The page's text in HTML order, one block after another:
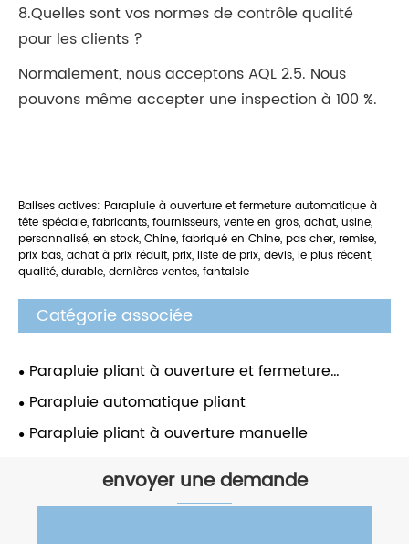
8.Quelles sont vos normes de contrôle qualité
pour les clients ?
Normalement, nous acceptons AQL 2.5. Nous
pouvons même accepter une inspection à 100 %.
Balises actives: Parapluie à ouverture et fermeture automatique à
tête spéciale, fabricants, fournisseurs, vente en gros, achat, usine,
personnalisé, en stock, Chine, fabriqué en Chine, pas cher, remise,
prix bas, achat à prix réduit, prix, liste de prix, devis, le plus récent,
qualité, durable, dernières ventes, fantaisie
Catégorie associée
Parapluie pliant à ouverture et fermeture
automatique
Parapluie automatique pliant
Parapluie pliant à ouverture manuelle
envoyer une demande